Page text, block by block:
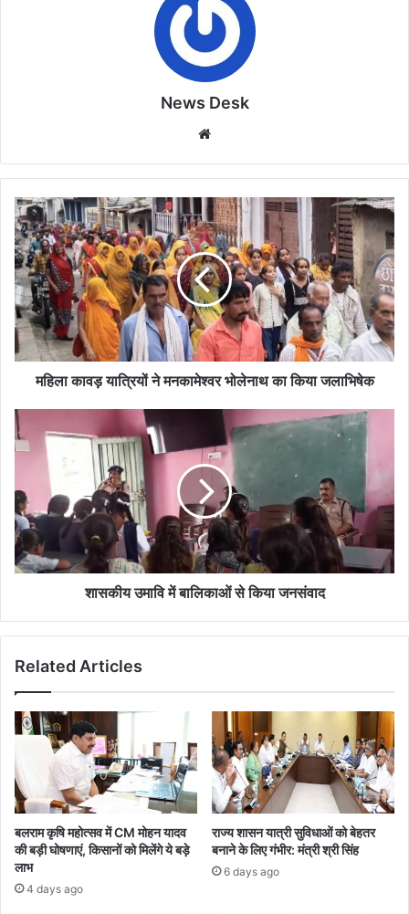
News Desk
महिला
कावड़
यात्रियों
ने
मनकामेश्वर
भोलेनाथ
का
किया
जलाभिषेक
महिला कावड़ यात्रियों ने मनकामेश्वर भोलेनाथ का किया जलाभिषेक
शासकीय
उमावि
में
बालिकाओं
से
किया
जनसंवाद
शासकीय उमावि में बालिकाओं से किया जनसंवाद
Related Articles
बलराम कृषि महोत्सव में CM मोहन यादव
की बड़ी घोषणाएं, किसानों को मिलेंगे ये बड़े
लाभ
4 days ago
राज्य शासन यात्री सुविधाओं को बेहतर
बनाने के लिए गंभीर: मंत्री श्री सिंह
6 days ago